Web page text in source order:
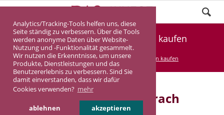
Analytics/Tracking-Tools helfen uns, diese
Seite ständig zu verbessern. Über die Tools
werden anonyme Daten über Website-
Nutzung und -Funktionalität gesammelt.
Wir nutzen die Erkenntnisse, um unsere
Produkte, Dienstleistungen und das
Benutzererlebnis zu verbessern. Sind Sie
damit einverstanden, dass wir dafür
Cookies verwenden? mehr
ablehnen akzeptieren
Betreutes Wohnen in Arrach kaufen
DASINVEST Service Betreutes Wohnen kaufen
Betreutes Wohnen in Arrach